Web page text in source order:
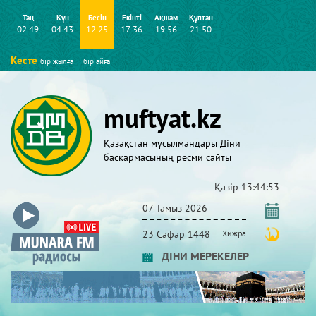
Таң
02:49
Күн
04:43
Бесін
12:25
Екінті
17:36
Ақшам
19:56
Құптан
21:50
Кесте бір жылға бір айға
muftyat.kz
Қазақстан мұсылмандары Діни
басқармасының ресми сайты
Қазір 13:44:54
07 Тамыз 2026
23 Сафар 1448 Хижра
ДІНИ МЕРЕКЕЛЕР